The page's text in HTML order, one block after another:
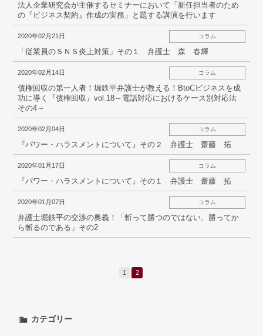
法人企業研究会が主催するセミナーにおいて「新任担当者のため
の『ビジネス契約』作成の実務」と題する講演を行います
2020年02月21日 コラム
「従業員のＳＮＳ炎上対策」その１ 弁護士 森 春輝
2020年02月14日 コラム
債権回収の第一人者！堀鉄平弁護士が教える！BtoCビジネスを成
功に導く『債権回収』vol.18～電話対応におけるケース別対応法
その4～
2020年02月04日 コラム
『パワー・ハラスメントについて』その２ 弁護士 齋藤 拓
2020年01月17日 コラム
『パワー・ハラスメントについて』その１ 弁護士 齋藤 拓
2020年01月07日 コラム
弁護士堀鉄平の交渉の奥義！「斬って勝つのではない、勝ってか
ら斬るのである」その2
1 2
カテゴリー